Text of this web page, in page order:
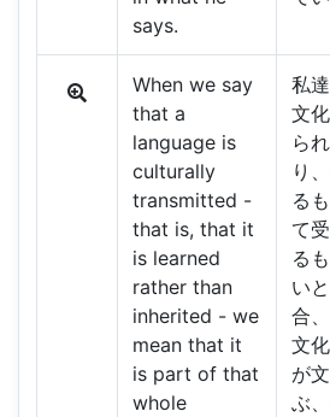
says.
When we say
that a
language is
culturally
transmitted -
that is, that it
is learned
rather than
inherited - we
mean that it
is part of that
whole
私
文
ら
り
る
て
る
い
合
文
が
ぶ